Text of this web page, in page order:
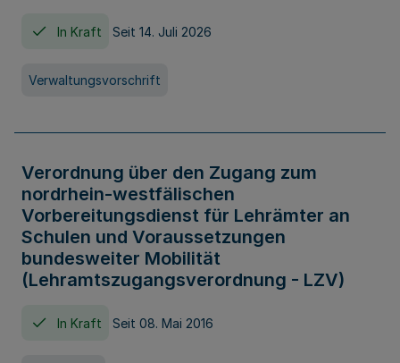
In Kraft Seit 14. Juli 2026
Verwaltungsvorschrift
Verordnung über den Zugang zum
nordrhein-westfälischen
Vorbereitungsdienst für Lehrämter an
Schulen und Voraussetzungen
bundesweiter Mobilität
(Lehramtszugangsverordnung - LZV)
In Kraft Seit 08. Mai 2016